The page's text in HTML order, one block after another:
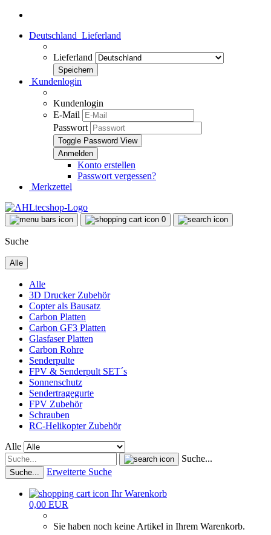
Deutschland Lieferland
Lieferland
Kundenlogin
Kundenlogin
E-Mail
Passwort
Toggle Password View
Konto erstellen
Passwort vergessen?
Merkzettel
0
Suche
Alle
Alle
3D Drucker Zubehör
Copter als Bausatz
Carbon Platten
Carbon GF3 Platten
Glasfaser Platten
Carbon Rohre
Senderpulte
FPV & Senderpult SET´s
Sonnenschutz
Sendertragegurte
FPV Zubehör
Schrauben
RC-Helikopter Zubehör
Alle
Suche...
Suche... Erweiterte Suche
Ihr Warenkorb
0,00 EUR
Sie haben noch keine Artikel in Ihrem Warenkorb.